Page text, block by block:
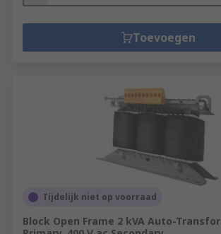
Toevoegen
Tijdelijk niet op voorraad
Block Open Frame 2 kVA Auto-